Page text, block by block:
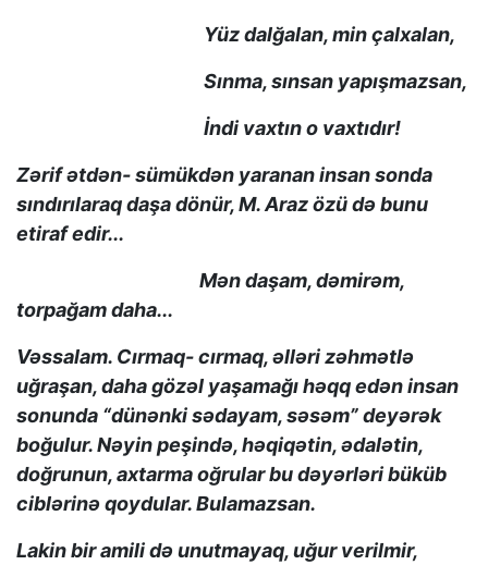
Yüz dalğalan, min çalxalan,
Sınma, sınsan yapışmazsan,
İndi vaxtın o vaxtıdır!
Zərif ətdən- sümükdən yaranan insan sonda
sındırılaraq daşa dönür, M. Araz özü də bunu
etiraf edir...
Mən daşam, dəmirəm,
torpağam daha...
Vəssalam. Cırmaq- cırmaq, əlləri zəhmətlə
uğraşan, daha gözəl yaşamağı həqq edən insan
sonunda “dünənki sədayam, səsəm” deyərək
boğulur. Nəyin peşində, həqiqətin, ədalətin,
doğrunun, axtarma oğrular bu dəyərləri büküb
ciblərinə qoydular. Bulamazsan.
Lakin bir amili də unutmayaq, uğur verilmir,